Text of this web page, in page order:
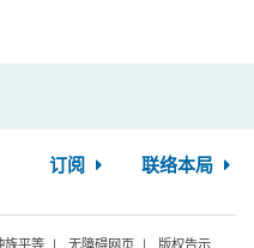
订阅 联络本局
族平等 无障碍网页 版权告示